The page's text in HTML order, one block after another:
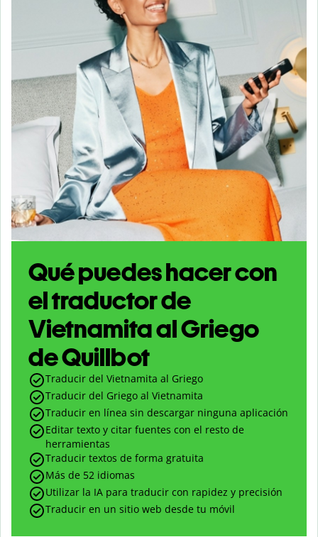
Qué puedes hacer con
el traductor de
Vietnamita al Griego
de Quillbot
Traducir del Vietnamita al Griego
Traducir del Griego al Vietnamita
Traducir en línea sin descargar ninguna aplicación
Editar texto y citar fuentes con el resto de
herramientas
Traducir textos de forma gratuita
Más de 52 idiomas
Utilizar la IA para traducir con rapidez y precisión
Traducir en un sitio web desde tu móvil